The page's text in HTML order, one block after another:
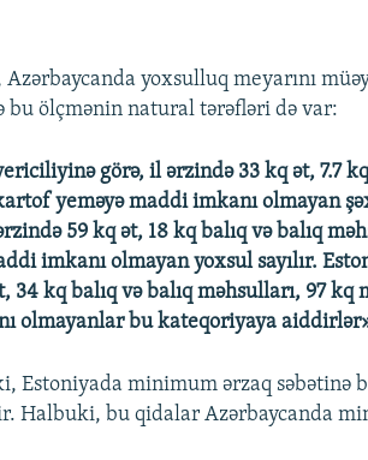
yoxsulluq meyarını
bu ölçmənin natural tərəfləri də var:
görə, il ərzində 33 kq ət, 7.7
yeməyə maddi imkanı olmayan
59 kq ət, 18 kq balıq və balıq
imkanı olmayan yoxsul sayılır.
34 kq balıq və balıq məhsulları, 97 kq
olmayanlar bu kateqoriyaya
Estoniyada minimum ərzaq səbətinə
Halbuki, bu qidalar Azərbaycanda